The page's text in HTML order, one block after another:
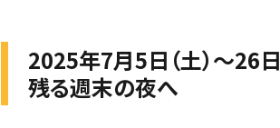
2025年7月5日（土）～26
残る週末の夜へ